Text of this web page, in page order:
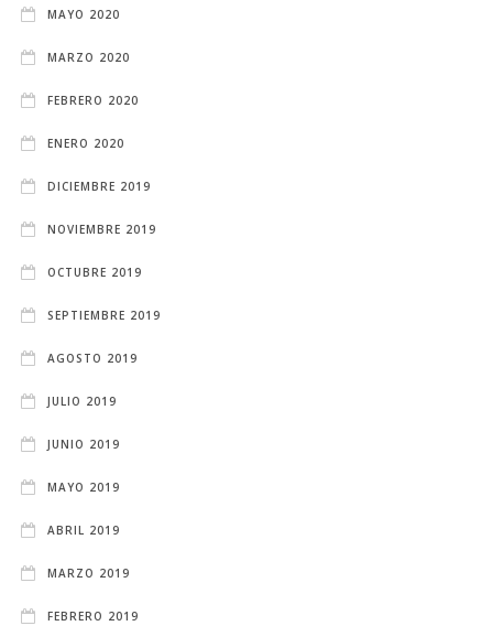
MAYO 2020
MARZO 2020
FEBRERO 2020
ENERO 2020
DICIEMBRE 2019
NOVIEMBRE 2019
OCTUBRE 2019
SEPTIEMBRE 2019
AGOSTO 2019
JULIO 2019
JUNIO 2019
MAYO 2019
ABRIL 2019
MARZO 2019
FEBRERO 2019